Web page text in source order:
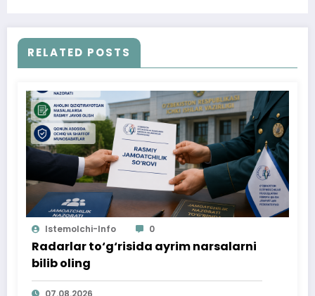
RELATED POSTS
Istemolchi-Info 0
Radarlar to‘g‘risida ayrim narsalarni
bilib oling